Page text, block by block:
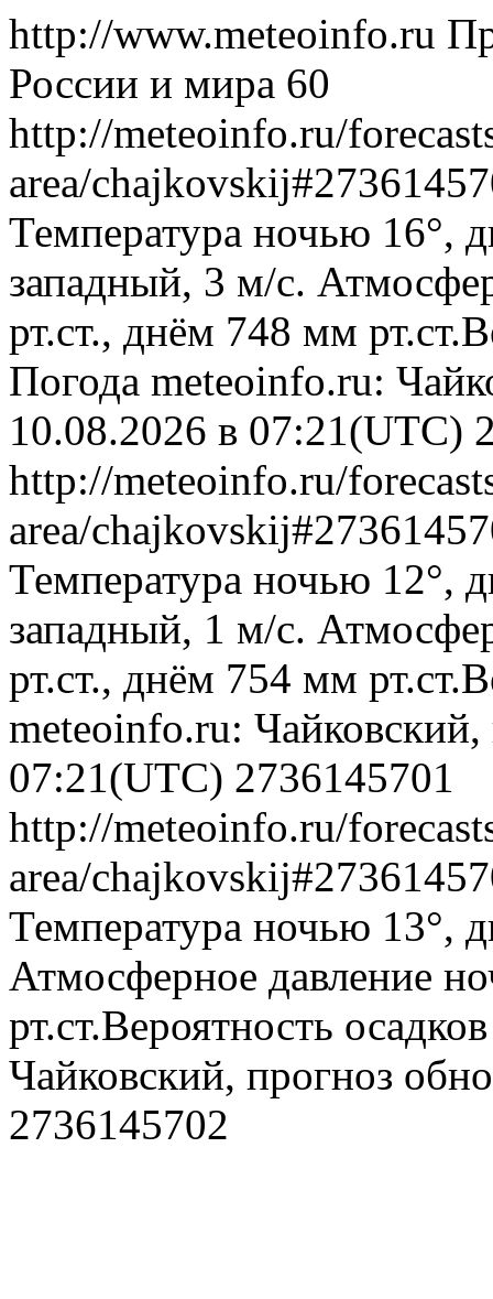
http://www.meteoinfo.ru
России и мира 60
http://meteoinfo.ru/
area/
Температура ночью 16°,
западный, 3 м/с.
рт.ст., днём 748 мм
Погода meteoinfo.ru:
10.08.2026 в 07:21(UTC)
http://meteoinfo.ru/
area/
Температура ночью 12°,
западный, 1 м/с.
рт.ст., днём 754 мм
meteoinfo.ru:
07:21(UTC) 2736145701
http://meteoinfo.ru/
area/
Температура ночью 13°,
Атмосферное давление
рт.ст.Вероятность
Чайковский, прогноз
2736145702